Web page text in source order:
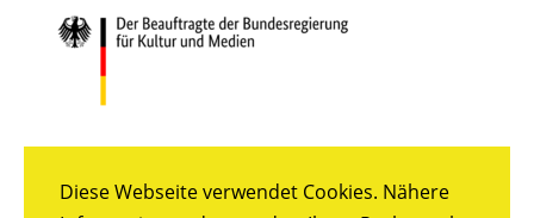
Diese Webseite verwendet Cookies. Nähere